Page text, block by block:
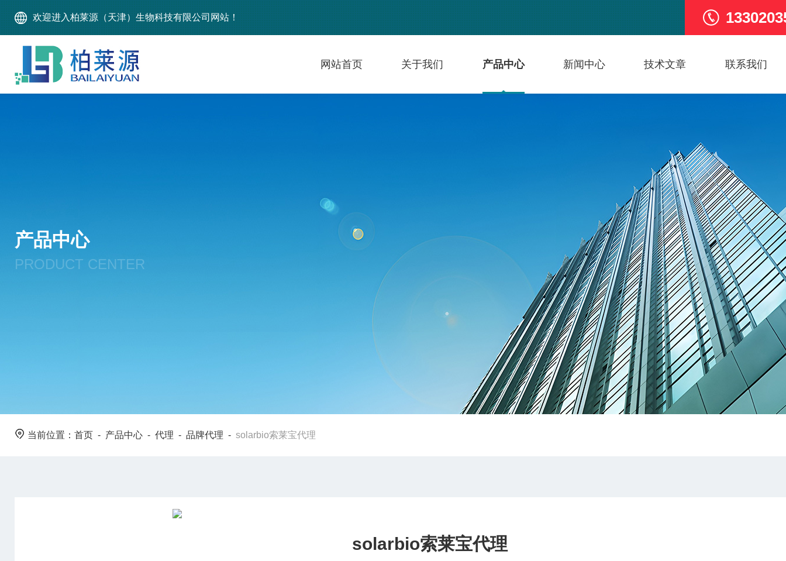
欢迎进入柏莱源（天津）生物科技有限公司网站！
网站首页 关于我们 产品中心 新闻中心 技术文章 联系我们
产品中心
PRODUCT CENTER
当前位置： 首页 - 产品中心 - 代理 - 品牌代理 - solarbio索莱宝代理
solarbio索莱宝代理